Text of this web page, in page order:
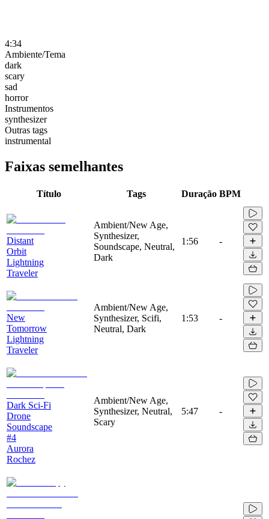
4:34
Ambiente/Tema
dark
scary
sad
horror
Instrumentos
synthesizer
Outras tags
instrumental
Faixas semelhantes
Título Tags Duração BPM
Distant
Orbit
Lightning
Traveler
Ambient/New Age,
Synthesizer,
Soundscape, Neutral,
Dark
1:56 -
New
Tomorrow
Lightning
Traveler
Ambient/New Age,
Synthesizer, Scifi,
Neutral, Dark
1:53 -
Dark Sci-Fi
Drone
Soundscape
#4
Aurora
Rochez
Ambient/New Age,
Synthesizer, Neutral,
Scary
5:47 -